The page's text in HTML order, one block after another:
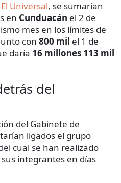
El Universal, se sumarían
en Cunduacán el 2 de
mes en los límites de
con 800 mil el 1 de
daría 16 millones 113 mil
del
del Gabinete de
ligados el grupo
cual se han realizado
integrantes en días